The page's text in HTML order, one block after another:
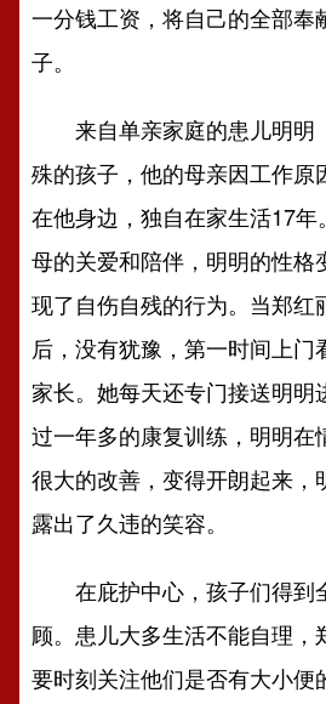
一分钱工资，将自己的全部奉
子。
来自单亲家庭的患儿明明
殊的孩子，他的母亲因工作原
在他身边，独自在家生活17
母的关爱和陪伴，明明的性格
现了自伤自残的行为。当郑红
后，没有犹豫，第一时间上门
家长。她每天还专门接送明明
过一年多的康复训练，明明在
很大的改善，变得开朗起来，
露出了久违的笑容。
在庇护中心，孩子们得到
顾。患儿大多生活不能自理，
要时刻关注他们是否有大小便